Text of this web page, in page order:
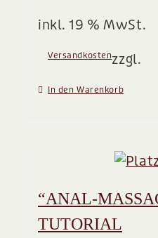
inkl. 19 % MwSt.
zzgl.
Versandkosten
In den Warenkorb
“ANAL-
TUTORIAL